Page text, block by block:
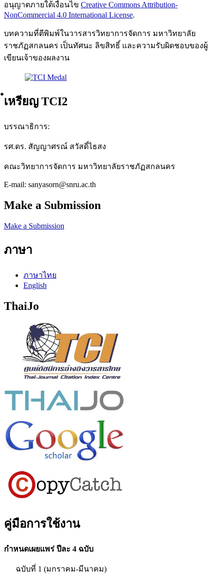
อนุญาตภายใต้เงื่อนไข Creative Commons Attribution-
NonCommercial 4.0 International License.
บทความที่ตีพิมพ์ในวารสารวิทยาการจัดการ มหาวิทยาลัย
ราชภัฏสกลนคร เป็นทัศนะ ลิขสิทธิ์ และความรับผิดชอบของผู้
เขียนเจ้าของผลงาน
๋เหรียญ TCI2
บรรณาธิการ:
รศ.ดร. สัญญาศรณ์ สวัสดิ์ไธสง
คณะวิทยาการจัดการ มหาวิทยาลัยราชภัฏสกลนคร
E-mail: sanyasorn@snru.ac.th
Make a Submission
Make a Submission
ภาษา
ภาษาไทย
English
ThaiJo
คู่มือการใช้งาน
กำหนดเผยแพร่ ปีละ 4 ฉบับ
ฉบับที่ 1 (มกราคม-มีนาคม)